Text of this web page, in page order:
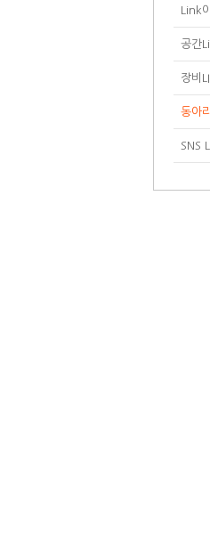
Link
공간
장비
동아
SNS